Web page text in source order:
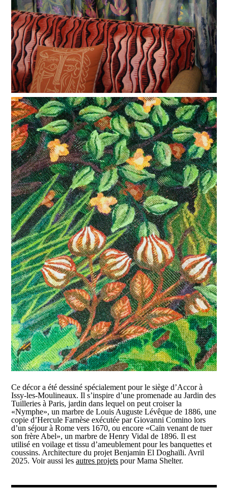
Ce décor a été dessiné spécialement pour le siège d’Accor à
Issy-les-Moulineaux. Il s’inspire d’une promenade au Jardin des
Tuilleries à Paris, jardin dans lequel on peut croiser la
«Nymphe», un marbre de Louis Auguste Lévêque de 1886, une
copie d’Hercule Farnèse exécutée par Giovanni Comino lors
d’un séjour à Rome vers 1670, ou encore «Caïn venant de tuer
son frère Abel», un marbre de Henry Vidal de 1896. Il est
utilisé en voilage et tissu d’ameublement pour les banquettes et
coussins. Architecture du projet Benjamin El Doghaïli. Avril
2025. Voir aussi lesautres projets pour Mama Shelter.